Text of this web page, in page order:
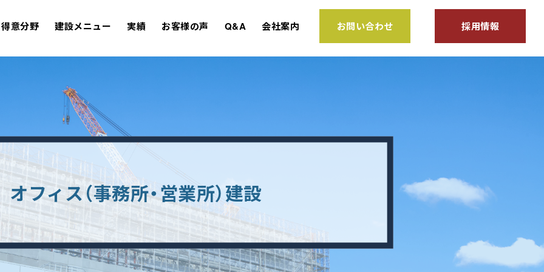
得意分野 建設メニュー 実績 お客様の声 Q&A 会社案内 お問い合わせ 採用情報
オフィス（事務所・営業所）建設